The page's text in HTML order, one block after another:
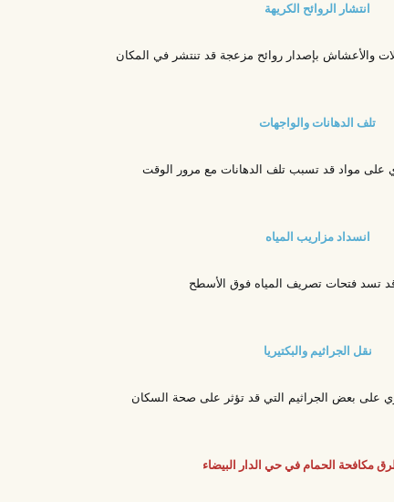
انتشار الروائح الكريهة
والأعشاش بإصدار روائح مزعجة قد تنتشر في المكان
تلف الدهانات والواجهات
على مواد قد تسبب تلف الدهانات مع مرور الوقت
انسداد مزاريب المياه
تسد فتحات تصريف المياه فوق الأسطح
نقل الجراثيم والبكتيريا
على بعض الجراثيم التي قد تؤثر على صحة السكان
مكافحة الحمام في حي الدار البيضاء